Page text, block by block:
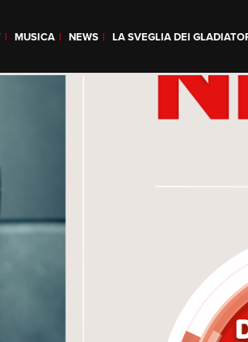
MUSICA NEWS LA SVEGLIA DEI